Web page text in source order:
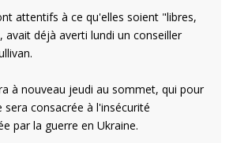
attentifs à ce qu'elles soient "libres,
avait déjà averti lundi un conseiller
à nouveau jeudi au sommet, qui pour
consacrée à l'insécurité
par la guerre en Ukraine.